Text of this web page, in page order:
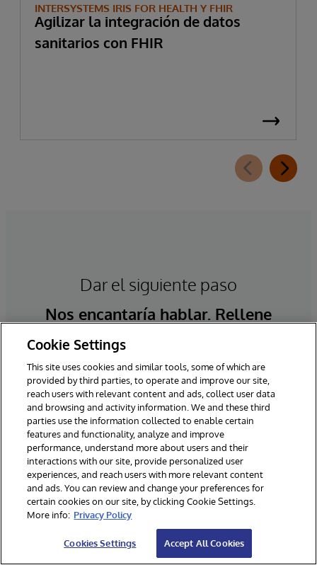
INTERSYSTEMS IRIS FOR HEALTH Y FHIR
Agilizar la integración de datos
sanitarios con FHIR
Dar el siguiente paso
Nos encantaría hablar. Rellene
algunos datos y nos pondremos en
contacto con usted.
*Campos obligatorios
Cookie Settings
This site uses cookies and similar tools, some of which are
provided by third parties, to operate and improve our site,
reach users with relevant content and ads, collect user data
and browsing and activity information. We and these third
parties use the information collected to enable certain
features and functionality, analyze and improve
performance, understand more about users and their
interactions with our site, provide personalized user
experiences, and reach users with more relevant content
and ads. You can review and change your preferences for
certain cookies on our site, by clicking Cookie Settings.
More info: Privacy Policy
Cookies Settings Accept All Cookies